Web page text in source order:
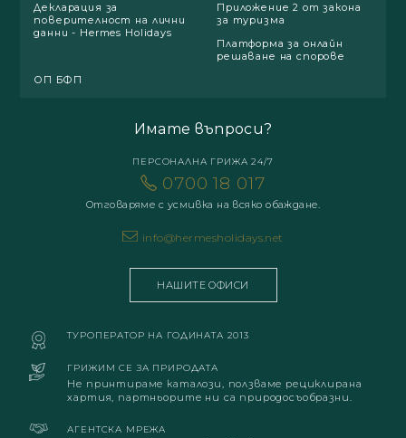
Декларация за
поверителност на лични
данни - Hermes Holidays
Приложение 2 от закона
за туризма
Платформа за онлайн
решаване на спорове
ОП БФП
Имате въпроси?
ПЕРСОНАЛНА ГРИЖА 24/7
0700 18 017
Отговаряме с усмивка на всяко обаждане.
info@hermesholidays.net
НАШИТЕ ОФИСИ
ТУРОПЕРАТОР НА ГОДИНАТА 2013
ГРИЖИМ СЕ ЗА ПРИРОДАТА
Не принтираме каталози, ползваме рециклирана
хартия, партньорите ни са природосъобразни.
АГЕНТСКА МРЕЖА